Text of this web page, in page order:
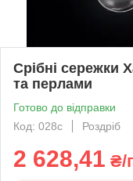
Срібні сережки
та перлами
Готово до відправки
Код: 028с
Роздріб
2 628,41 ₴/